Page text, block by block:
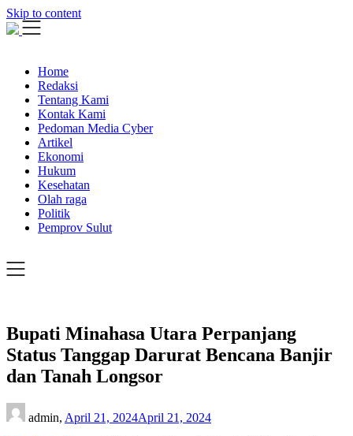
Skip to content
Home
Redaksi
Tentang Kami
Kontak Kami
Pedoman Media Cyber
Artikel
Ekonomi
Hukum
Kesehatan
Olah raga
Politik
Pemprov Sulut
Bupati Minahasa Utara Perpanjang
Status Tanggap Darurat Bencana Banjir
dan Tanah Longsor
admin, April 21, 2024April 21, 2024